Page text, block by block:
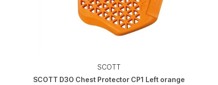
SCOTT
SCOTT D3O Chest Protector CP1 Left orange